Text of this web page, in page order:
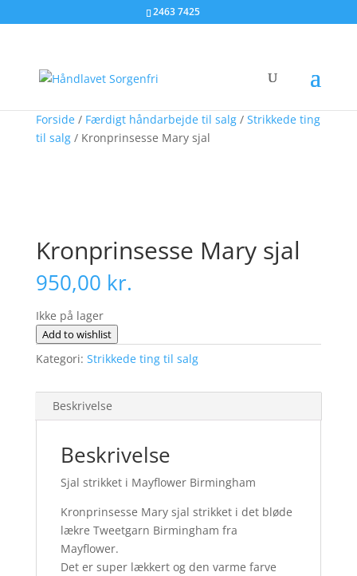
2463 7425
Forside/ Færdigt håndarbejde til salg/ Strikkede ting
til salg/ Kronprinsesse Mary sjal
Kronprinsesse Mary sjal
950,00 kr.
Ikke på lager
Add to wishlist
Kategori: Strikkede ting til salg
Beskrivelse
Beskrivelse
Sjal strikket i Mayflower Birmingham
Kronprinsesse Mary sjal strikket i det bløde
lækre Tweetgarn Birmingham fra
Mayflower.
Det er super lækkert og den varme farve